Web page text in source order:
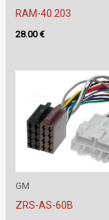
RAM-40.203
28.00€
GM
ZRS-AS-60B